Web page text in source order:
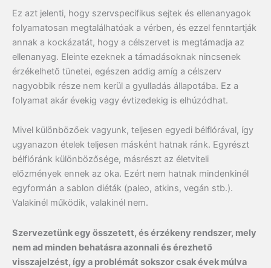
Ez azt jelenti, hogy szervspecifikus sejtek és ellenanyagok
folyamatosan megtalálhatóak a vérben, és ezzel fenntartják
annak a kockázatát, hogy a célszervet is megtámadja az
ellenanyag. Eleinte ezeknek a támadásoknak nincsenek
érzékelhető tünetei, egészen addig amíg a célszerv
nagyobbik része nem kerül a gyulladás állapotába. Ez a
folyamat akár évekig vagy évtizedekig is elhúzódhat.
Mivel különbözőek vagyunk, teljesen egyedi bélflórával, így
ugyanazon ételek teljesen másként hatnak ránk. Egyrészt
bélflóránk különbözősége, másrészt az életviteli
előzmények ennek az oka. Ezért nem hatnak mindenkinél
egyformán a sablon diéták (paleo, atkins, vegán stb.).
Valakinél működik, valakinél nem.
Szervezetünk egy összetett, és érzékeny rendszer, mely
nem ad minden behatásra azonnali és érezhető
visszajelzést, így a problémát sokszor csak évek múlva